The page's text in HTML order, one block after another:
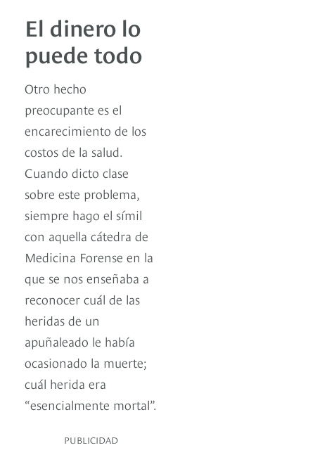
El dinero lo
puede todo
Otro hecho
preocupante es el
encarecimiento de los
costos de la salud.
Cuando dicto clase
sobre este problema,
siempre hago el símil
con aquella cátedra de
Medicina Forense en la
que se nos enseñaba a
reconocer cuál de las
heridas de un
apuñaleado le había
ocasionado la muerte;
cuál herida era
“esencialmente mortal”.
PUBLICIDAD